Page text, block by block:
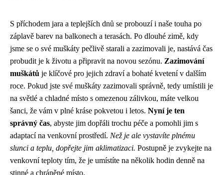
S příchodem jara a teplejších dnů se probouzí i naše touha po
záplavě barev na balkonech a terasách. Po dlouhé zimě, kdy
jsme se o své muškáty pečlivě starali a zazimovali je, nastává čas
probudit je k životu a připravit na novou sezónu. Zazimování
muškátů je klíčové pro jejich zdraví a bohaté kvetení v dalším
roce. Pokud jste své muškáty zazimovali správně, tedy umístili je
na světlé a chladné místo s omezenou zálivkou, máte velkou
šanci, že vám v plné kráse pokvetou i letos. Nyní je ten
správný čas, abyste jim dopřáli trochu péče a pomohli jim s
adaptací na venkovní prostředí. Než je ale vystavíte plnému
slunci a teplu, dopřejte jim aklimatizaci. Postupně je zvykejte na
venkovní teploty tím, že je umístíte na několik hodin denně na
stinné a chráněné místo.